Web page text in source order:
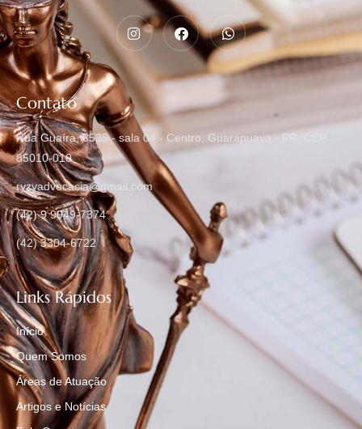
Contato
Rua Guaíra, 3535 - sala 04 - Centro, Guarapuava - PR, CEP
85010-010
ryzyadvocacia@gmail.com
(42) 9 9949-7374
(42) 3304-6722
Links Rápidos
Início
Quem Somos
Áreas de Atuação
Artigos e Notícias